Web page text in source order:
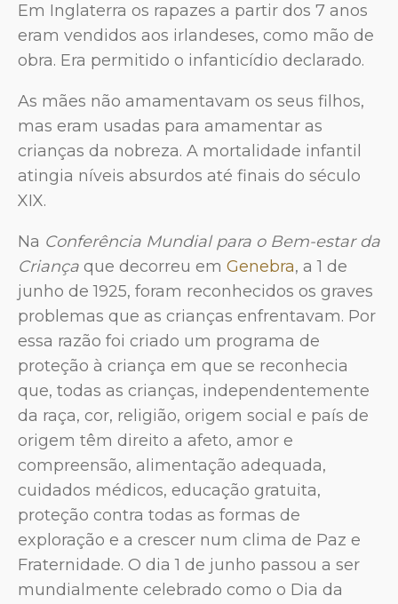
Em Inglaterra os rapazes a partir dos 7 anos
eram vendidos aos irlandeses, como mão de
obra. Era permitido o infanticídio declarado.
As mães não amamentavam os seus filhos,
mas eram usadas para amamentar as
crianças da nobreza. A mortalidade infantil
atingia níveis absurdos até finais do século
XIX.
Na Conferência Mundial para o Bem-estar da
Criança que decorreu em Genebra, a 1 de
junho de 1925, foram reconhecidos os graves
problemas que as crianças enfrentavam. Por
essa razão foi criado um programa de
proteção à criança em que se reconhecia
que, todas as crianças, independentemente
da raça, cor, religião, origem social e país de
origem têm direito a afeto, amor e
compreensão, alimentação adequada,
cuidados médicos, educação gratuita,
proteção contra todas as formas de
exploração e a crescer num clima de Paz e
Fraternidade. O dia 1 de junho passou a ser
mundialmente celebrado como o Dia da